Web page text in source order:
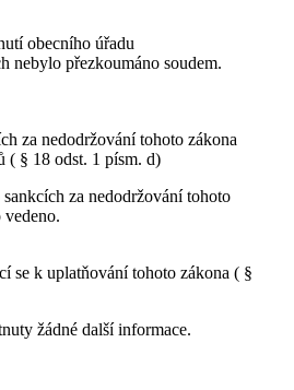
obecního úřadu
nebylo přezkoumáno soudem.
za nedodržování tohoto zákona
( § 18 odst. 1 písm. d)
za nedodržování tohoto
vedeno.
se k uplatňování tohoto zákona ( §
žádné další informace.